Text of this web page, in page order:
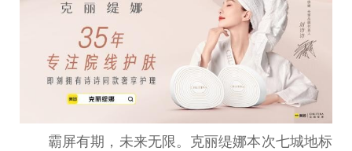
霸屏有期，未来无限。克丽缇娜本次七城地标